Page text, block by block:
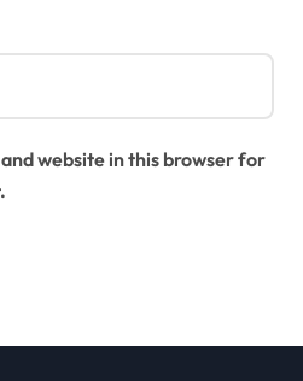
website in this browser for